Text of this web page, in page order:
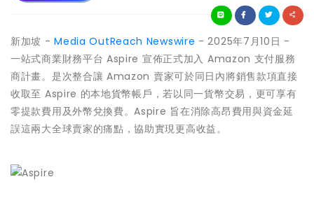
新加坡 -Media OutReach Newswire - 2025年7月10日 -
一站式商業財務平台 Aspire 宣佈正式加入 Amazon 支付服務
商計畫。是次整合讓 Amazon 賣家可於同日內將銷售款項直接
收取至 Aspire 的本地貨幣帳戶，若以同一貨幣交易，更可享有
零提款費用及外幣兌換費。Aspire 旨在消除高昂費用與資金延
誤這兩大全球賣家的痛點，協助實現更高收益。